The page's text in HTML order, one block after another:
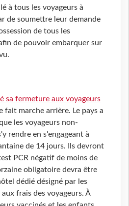
à tous les voyageurs à
de soumettre leur demande
de tous les
de pouvoir embarquer sur
sa fermeture aux voyageurs
fait marche arrière. Le pays a
les voyageurs non-
rendre en s'engageant à
de 14 jours. Ils devront
PCR négatif de moins de
obligatoire devra être
dédié désigné par les
frais des voyageurs. À